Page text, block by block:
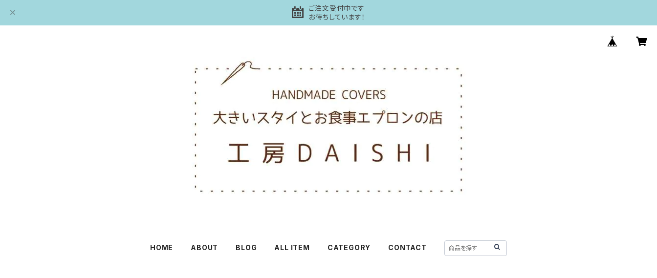
ご注文受付中です
お待ちしています！
HOME ABOUT BLOG ALL ITEM CATEGORY CONTACT